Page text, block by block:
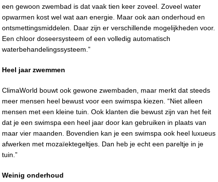
een gewoon zwembad is dat vaak tien keer zoveel. Zoveel water
opwarmen kost wel wat aan energie. Maar ook aan onderhoud en
ontsmettingsmiddelen. Daar zijn er verschillende mogelijkheden voor.
Een chloor doseersysteem of een volledig automatisch
waterbehandelingssysteem.”
Heel jaar zwemmen
ClimaWorld bouwt ook gewone zwembaden, maar merkt dat steeds
meer mensen heel bewust voor een swimspa kiezen. “Niet alleen
mensen met een kleine tuin. Ook klanten die bewust zijn van het feit
dat je een swimspa een heel jaar door kan gebruiken in plaats van
maar vier maanden. Bovendien kan je een swimspa ook heel luxueus
afwerken met mozaïektegeltjes. Dan heb je echt een pareltje in je
tuin.”
Weinig onderhoud